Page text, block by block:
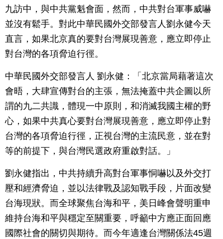
九訪中，與中共黨魁會面，然而，中共對台軍事威嚇
並沒有鬆手。對此中華民國外交部發言人劉永健今天
直言，如果北京真的要對台灣展現善意，應立即停止
對台灣的各項脅迫行徑。
中華民國外交部發言人 劉永健：「北京當局藉著這次
會晤，大肆宣傳對台的主張，無法掩蓋中共企圖以所
謂的九二共識，體現一中原則，和消滅我國主權的野
心，如果中共真心要對台灣展現善意，應立即停止對
台灣的各項脅迫行徑，正視台灣的主流民意，並在對
等的前提下，與台灣民選政府重啟對話。」
劉永健指出，中共持續升高對台軍事恫嚇以及外交打
壓和經濟脅迫，並以法律戰及認知戰手段，片面改變
台海現狀。而全球聚焦台海和平，美日峰會聲明重申
維持台海和平與穩定至關重要，呼籲中方應正面回應
國際社會的關切與期待。而今年適逢台灣關係法45週